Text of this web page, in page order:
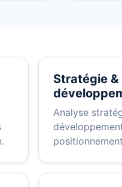
Stratégie &
Analyse